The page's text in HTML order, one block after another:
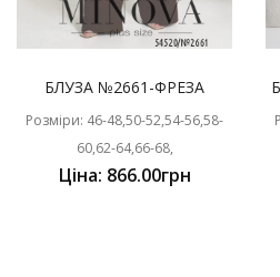
БЛУЗА №2661-ФРЕЗА
Розміри: 46-48,50-52,54-56,58-
60,62-64,66-68,
Ціна: 866.00грн